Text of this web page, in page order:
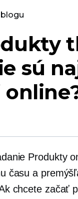
sú
Produkty
času a
chcete začať